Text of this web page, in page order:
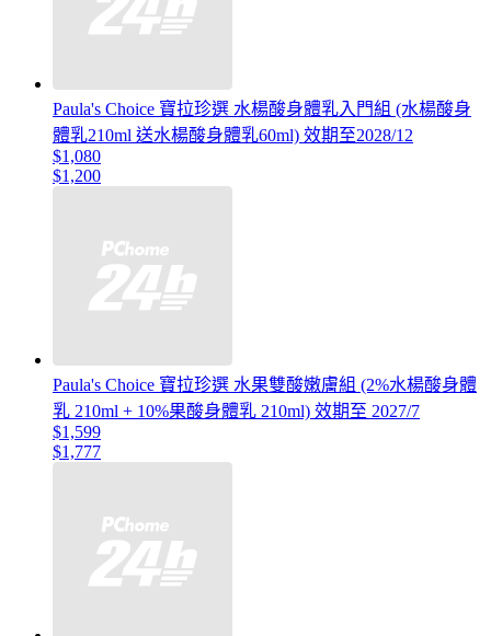
Paula's Choice 寶拉珍選 水楊酸身體乳入門組 (水楊酸身
體乳210ml 送水楊酸身體乳60ml) 效期至2028/12
$1,080
$1,200
Paula's Choice 寶拉珍選 水果雙酸嫩膚組 (2%水楊酸身體
乳 210ml + 10%果酸身體乳 210ml) 效期至 2027/7
$1,599
$1,777